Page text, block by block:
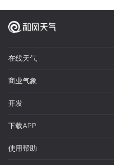
在线天气
商业气象
开发
下载APP
使用帮助